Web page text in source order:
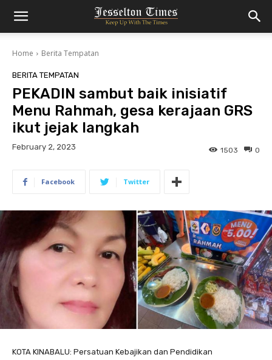
Home Berita Tempatan
BERITA TEMPATAN
PEKADIN sambut baik inisiatif
Menu Rahmah, gesa kerajaan GRS
ikut jejak langkah
February 2, 2023 0
1503
Facebook Twitter
KOTA KINABALU: Persatuan Kebajikan dan Pendidikan